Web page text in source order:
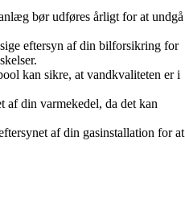
bør udføres årligt for at undgå
eftersyn af din bilforsikring for
kan sikre, at vandkvaliteten er i
af din varmekedel, da det kan
af din gasinstallation for at